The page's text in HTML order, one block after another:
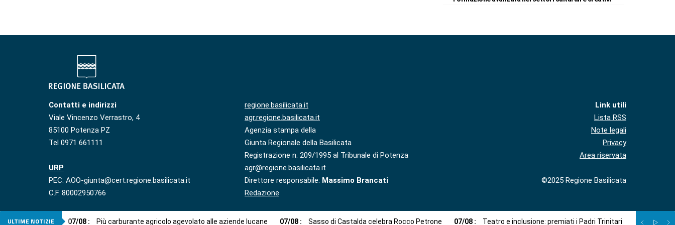
Contatti e indirizzi
Viale Vincenzo Verrastro, 4
85100 Potenza PZ
Tel 0971 661111
URP
PEC: AOO-giunta@cert.regione.basilicata.it
C.F. 80002950766
regione.basilicata.it
agr.regione.basilicata.it
Agenzia stampa della
Giunta Regionale della Basilicata
Registrazione n. 209/1995 al Tribunale di Potenza
agr@regione.basilicata.it
Direttore responsabile: Massimo Brancati
Redazione
Link utili
Lista RSS
Note legali
Privacy
Area riservata
©2025 Regione Basilicata
ULTIME NOTIZIE 07/08 : Più carburante agricolo agevolato alle aziende lucane 07/08 : Sasso di Castalda celebra Rocco Petrone 07/08 : Teatro e inclusione: premiati i Padri Trinitari 07/ 08: